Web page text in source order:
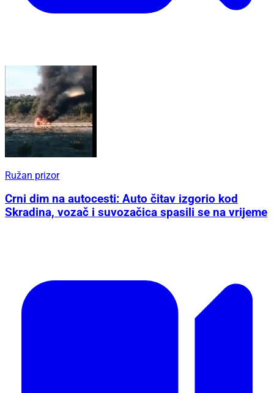
Ružan prizor
Crni dim na autocesti: Auto čitav izgorio kod
Skradina, vozač i suvozačica spasili se na vrijeme